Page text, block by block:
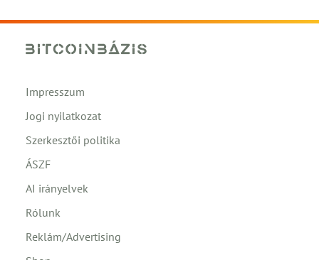
Impresszum
Jogi nyilatkozat
Szerkesztői politika
ÁSZF
AI irányelvek
Rólunk
Reklám/Advertising